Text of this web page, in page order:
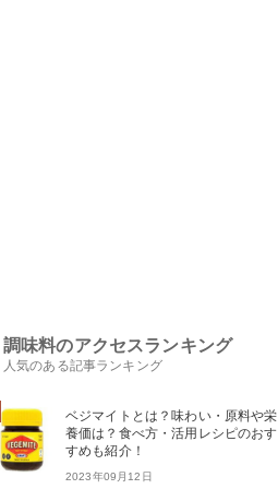
調味料のアクセスランキング
人気のある記事ランキング
ベジマイトとは？味わい・原料や栄
養価は？食べ方・活用レシピのおす
すめも紹介！
2023年09月12日